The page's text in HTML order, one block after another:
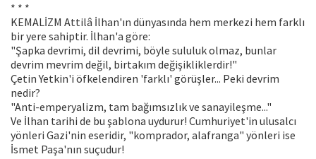
* * *
KEMALİZM Attilâ İlhan'ın dünyasında hem merkezi hem farklı
bir yere sahiptir. İlhan'a göre:
"Şapka devrimi, dil devrimi, böyle sululuk olmaz, bunlar
devrim mevrim değil, birtakım değişikliklerdir!"
Çetin Yetkin'i öfkelendiren 'farklı' görüşler... Peki devrim
nedir?
"Anti-emperyalizm, tam bağımsızlık ve sanayileşme..."
Ve İlhan tarihi de bu şablona uydurur! Cumhuriyet'in ulusalcı
yönleri Gazi'nin eseridir, "komprador, alafranga" yönleri ise
İsmet Paşa'nın suçudur!